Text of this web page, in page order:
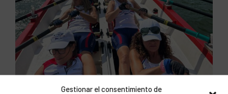
Gestionar el consentimiento de